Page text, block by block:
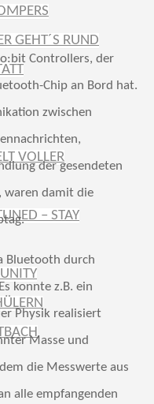
GEHT´S RUND
VOLLER
– STAY
Controllers, der
Chip an Bord hat.
zwischen
der gesendeten
waren damit die
Bluetooth durch
konnte z.B. ein
Physik realisiert
Masse und
die Messwerte aus
alle empfangenden